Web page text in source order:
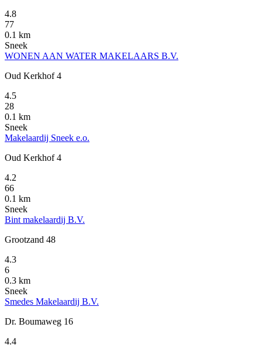
4.8
77
0.1 km
Sneek
WONEN AAN WATER MAKELAARS B.V.
Oud Kerkhof 4
4.5
28
0.1 km
Sneek
Makelaardij Sneek e.o.
Oud Kerkhof 4
4.2
66
0.1 km
Sneek
Bint makelaardij B.V.
Grootzand 48
4.3
6
0.3 km
Sneek
Smedes Makelaardij B.V.
Dr. Boumaweg 16
4.4